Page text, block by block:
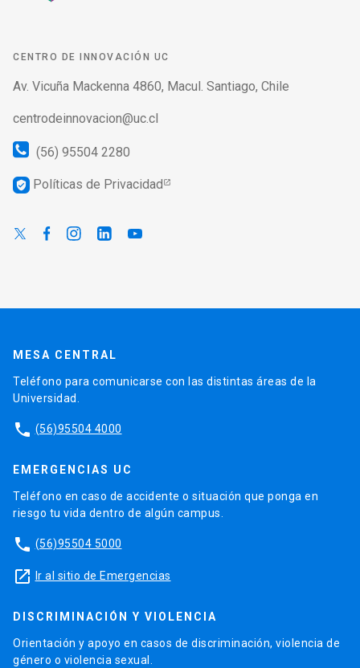
CENTRO DE INNOVACIÓN UC
Av. Vicuña Mackenna 4860, Macul. Santiago, Chile
centrodeinnovacion@uc.cl
(56) 95504 2280
verified_user Políticas de Privacidad
MESA CENTRAL
Teléfono para comunicarse con las distintas áreas de la
Universidad.
phone (56)95504 4000
EMERGENCIAS UC
Teléfono en caso de accidente o situación que ponga en
riesgo tu vida dentro de algún campus.
phone (56)95504 5000
launch Ir al sitio de Emergencias
DISCRIMINACIÓN Y VIOLENCIA
Orientación y apoyo en casos de discriminación, violencia de
género o violencia sexual.